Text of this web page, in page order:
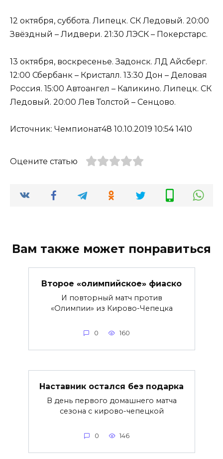
12 октября, суббота. Липецк. СК Ледовый. 20:00
Звёздный – Лидвери. 21:30 ЛЭСК – Покерстарс.
13 октября, воскресенье. Задонск. ЛД Айсберг.
12:00 Сбербанк – Кристалл. 13:30 Дон – Деловая
Россия. 15:00 Автоангел – Каликино. Липецк. СК
Ледовый. 20:00 Лев Толстой – Сенцово.
Источник: Чемпионат48 10.10.2019 10:54 1410
Оцените статью
Вам также может понравиться
Второе «олимпийское» фиаско
И повторный матч против
«Олимпии» из Кирово-Чепецка
0 160
Наставник остался без подарка
В день первого домашнего матча
сезона с кирово-чепецкой
0 146